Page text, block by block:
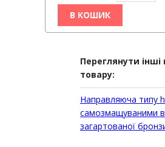
В КОШИК
Переглянути інші
товару:
Направляюча типу
самозмащуваними
загартованої